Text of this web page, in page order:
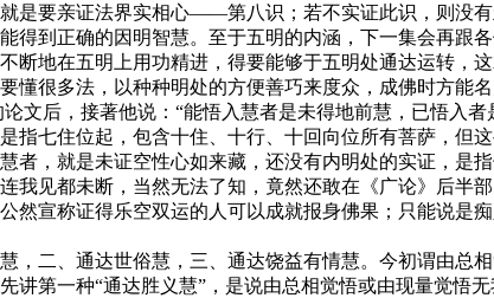
是要亲证法界实相心——第八识；若不实证此识，则没
得到正确的因明智慧。至于五明的内涵，下一集会再跟各
断地在五明上用功精进，得要能够于五明处通达运转，
懂很多法，以种种明处的方便善巧来度众，成佛时方能名
文后，接著他说：“能悟入慧者是未得地前慧，已悟入
指七住位起，包含十住、十行、十回向位所有菩萨，
者，就是未证空性心如来藏，还没有内明处的实证，
我见都未断，当然无法了知，竟然还敢在《广论》后
然宣称证得乐空双运的人可以成就报身佛果；只能说是
，二、通达世俗慧，三、通达饶益有情慧。今初谓由总
讲第一种“通达胜义慧”，是说由总相觉悟或由现量觉